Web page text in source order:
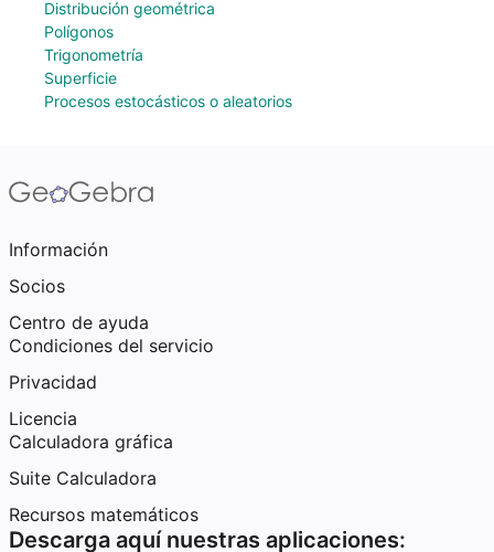
Distribución geométrica
Polígonos
Trigonometría
Superficie
Procesos estocásticos o aleatorios
Información
Socios
Centro de ayuda
Condiciones del servicio
Privacidad
Licencia
Calculadora gráfica
Suite Calculadora
Recursos matemáticos
Descarga aquí nuestras aplicaciones: